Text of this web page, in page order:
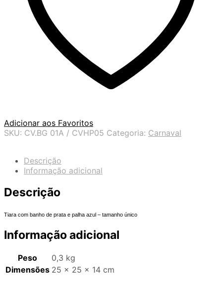
Adicionar aos Favoritos
SKU: CV.BG 01A / CVHP05 Categoria: Carnaval
Descrição
Informação adicional
Descrição
Tiara com banho de prata e palha azul – tamanho único
Informação adicional
Peso
0,3 kg
Dimensões 25 × 25 × 14 cm